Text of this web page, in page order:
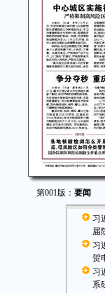
第001版： 要闻
习
届
习
贺
习
系